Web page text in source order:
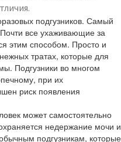
подгузников. Самый
все ухаживающие за
этим способом. Просто и
тратах, которые для
Подгузники во многом
при их
риск появления
может самостоятельно
недержание мочи и
подгузникам, которые